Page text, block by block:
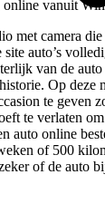
vanuit
met camera die
auto’s
van de
Op deze
te geven
te verlaten
auto online
of 500
of de auto